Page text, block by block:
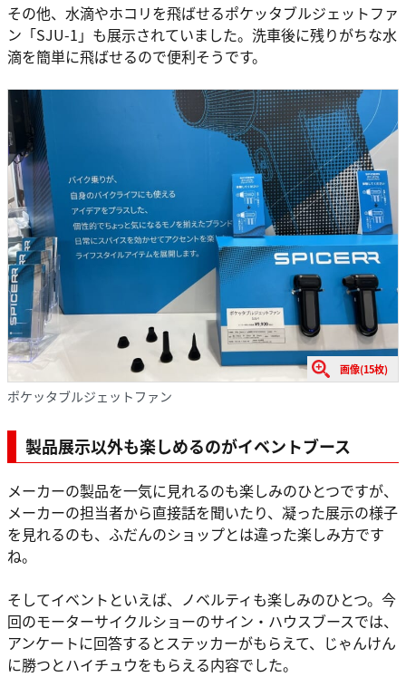
その他、水滴やホコリを飛ばせるポケッタブルジェットファ
ン「SJU-1」も展示されていました。洗車後に残りがちな水
滴を簡単に飛ばせるので便利そうです。
画像(15枚)
ポケッタブルジェットファン
製品展示以外も楽しめるのがイベントブース
メーカーの製品を一気に見れるのも楽しみのひとつですが、
メーカーの担当者から直接話を聞いたり、凝った展示の様子
を見れるのも、ふだんのショップとは違った楽しみ方です
ね。
そしてイベントといえば、ノベルティも楽しみのひとつ。今
回のモーターサイクルショーのサイン・ハウスブースでは、
アンケートに回答するとステッカーがもらえて、じゃんけん
に勝つとハイチュウをもらえる内容でした。